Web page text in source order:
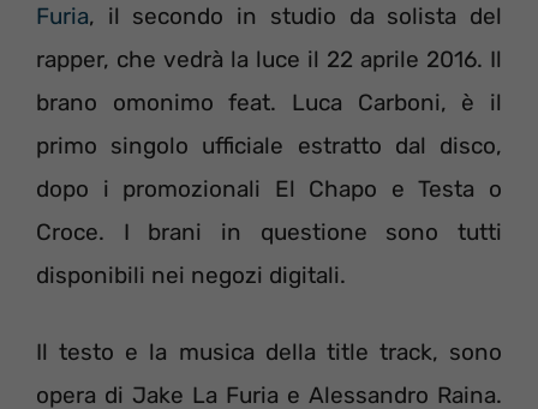
Furia, il secondo in studio da solista del
rapper, che vedrà la luce il 22 aprile 2016. Il
brano omonimo feat. Luca Carboni, è il
primo singolo ufficiale estratto dal disco,
dopo i promozionali El Chapo e Testa o
Croce. I brani in questione sono tutti
disponibili nei negozi digitali.
Il testo e la musica della title track, sono
opera di Jake La Furia e Alessandro Raina.